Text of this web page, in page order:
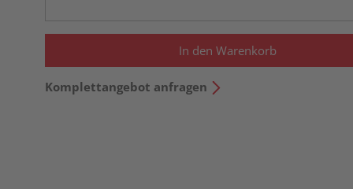
In den Warenkorb
Komplettangebot anfragen